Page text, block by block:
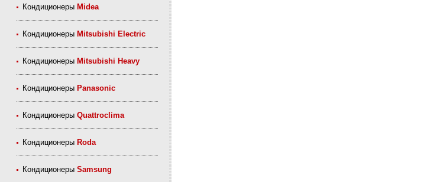
Кондиционеры Midea
Кондиционеры Mitsubishi Electric
Кондиционеры Mitsubishi Heavy
Кондиционеры Panasonic
КондиционерыQuattroclima
Кондиционеры Roda
КондиционерыSamsung